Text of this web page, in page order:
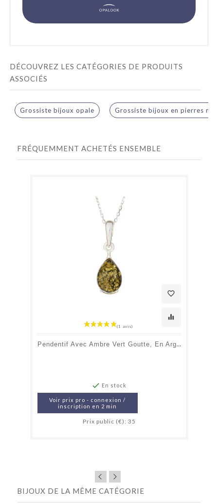
DÉCOUVREZ LES CATÉGORIES DE PRODUITS
ASSOCIÉS
Grossiste bijoux opale Grossiste bijoux en pierres
FRÉQUEMMENT ACHETÉS ENSEMBLE
favorite_border
equalizer
Pendentif Avec Ambre Vert Goutte, En Argent Rhodié 925, Hauteur 1+0,8 Cm
 En stock
Voir prix pro - connexion /
inscription en 2 min
Prix public (€): 35
BIJOUX DE LA MÊME CATÉGORIE